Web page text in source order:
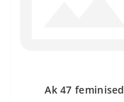
Ak 47 feminised